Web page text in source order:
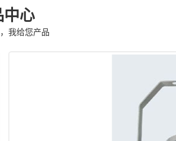
中心
我给您产品